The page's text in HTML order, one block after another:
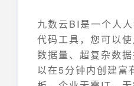
九数云BI是一个人
代码工具，您可以
数据量、超复杂数
以在5分钟内创建富